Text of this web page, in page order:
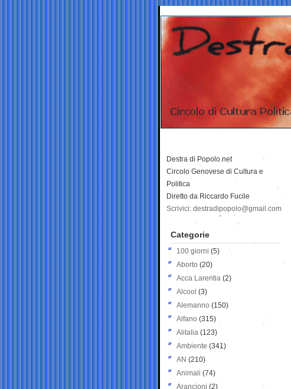
Destra di Popolo.net
Circolo Genovese di Cultura e
Politica
Diretto da Riccardo Fucile
Scrivici: destradipopolo@gmail.com
Categorie
100 giorni (5)
Aborto (20)
Acca Larentia (2)
Alcool (3)
Alemanno (150)
Alfano (315)
Alitalia (123)
Ambiente (341)
AN (210)
Animali (74)
Arancioni (2)